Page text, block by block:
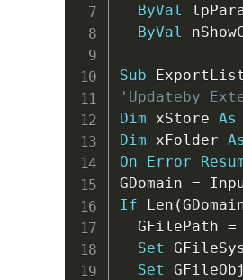
ByVal
ByVal
Sub
'Updateby
Dim xStore As
Dim xFolder As
On
Error
GDomain =
If Len (
  GFilePath
=
Set
Set